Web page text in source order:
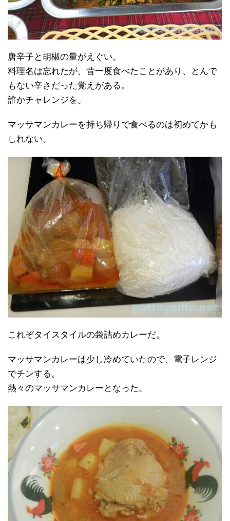
唐辛子と胡椒の量がえぐい。
料理名は忘れたが、昔一度食べたことがあり、とんで
もない辛さだった覚えがある。
誰かチャレンジを。
マッサマンカレーを持ち帰りで食べるのは初めてかも
しれない。
これぞタイスタイルの袋詰めカレーだ。
マッサマンカレーは少し冷めていたので、電子レンジ
でチンする。
熱々のマッサマンカレーとなった。